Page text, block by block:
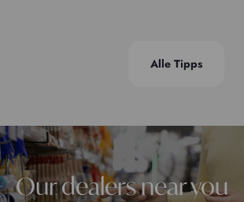
Alle Tipps
Our dealers near you